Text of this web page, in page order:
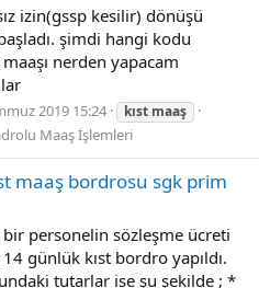
izin(gssp kesilir) dönüşü
şimdi hangi kodu
nerden yapacam
2019 15:24 kıst maaş
Maaş İşlemleri
maaş bordrosu sgk prim
personelin sözleşme ücreti
günlük kıst bordro yapıldı.
tutarlar ise şu şekilde ; *